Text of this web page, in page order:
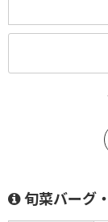
旬菜バーグ